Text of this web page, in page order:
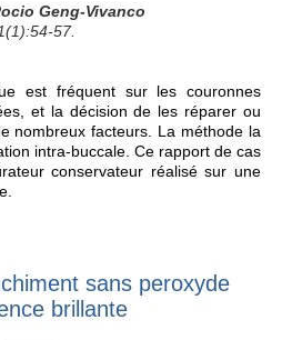
Geng-Vivanco
57.
est fréquent sur les couronnes
et la décision de les réparer ou
nombreux facteurs. La méthode la
intra-buccale. Ce rapport de cas
conservateur réalisé sur une
sans peroxyde
brillante